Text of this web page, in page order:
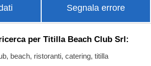
Segnala errore
per Titilla Beach Club Srl:
beach, ristoranti, catering, titilla